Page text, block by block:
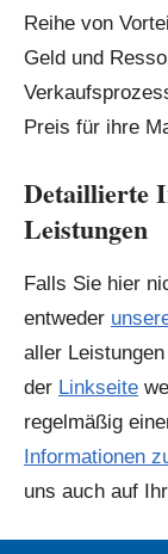
Reihe von
Geld und
Preis für ihre
Detaillierte
Leistungen
Falls Sie hier
entweder
aller
der Linkseite
regelmäßig
Informationen
uns auch auf